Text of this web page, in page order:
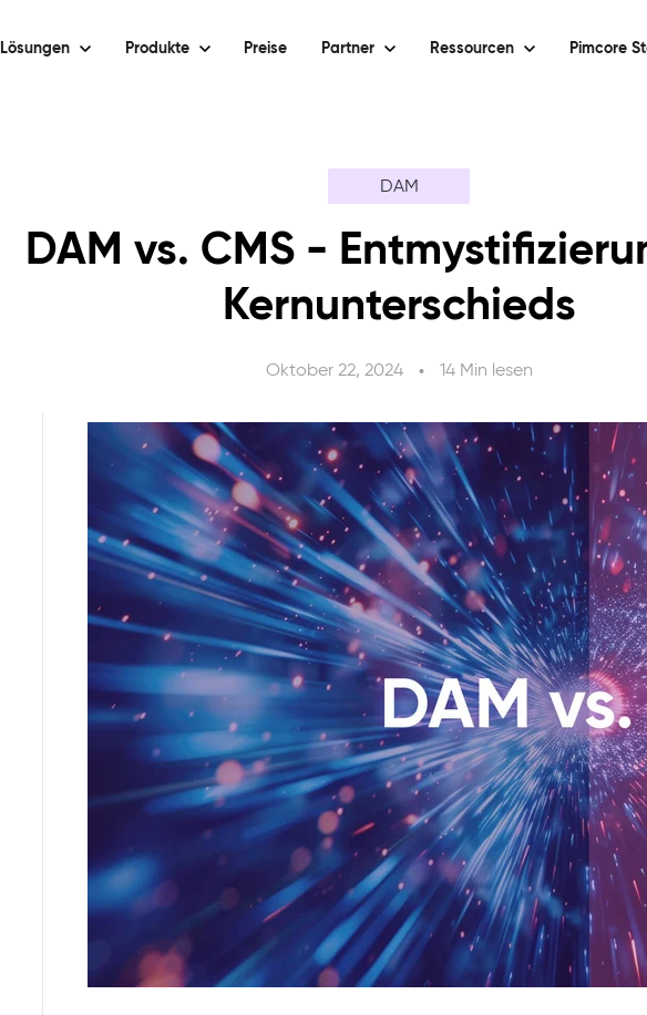
Lösungen Produkte Preise Partner Ressourcen Pimcore
DAM
DAM vs. CMS -
Kernunterschieds
Oktober 22, 2024 14 Min lesen